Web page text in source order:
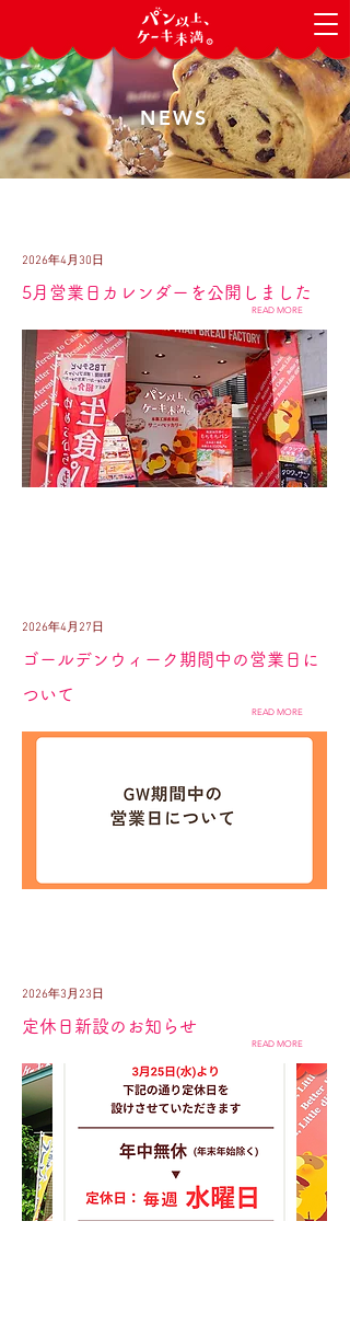
NEWS
2026年4月30日
5月営業日カレンダーを公開しました
READ MORE
2026年4月27日
ゴールデンウィーク期間中の営業日に
ついて
READ MORE
2026年3月23日
定休日新設のお知らせ
READ MORE